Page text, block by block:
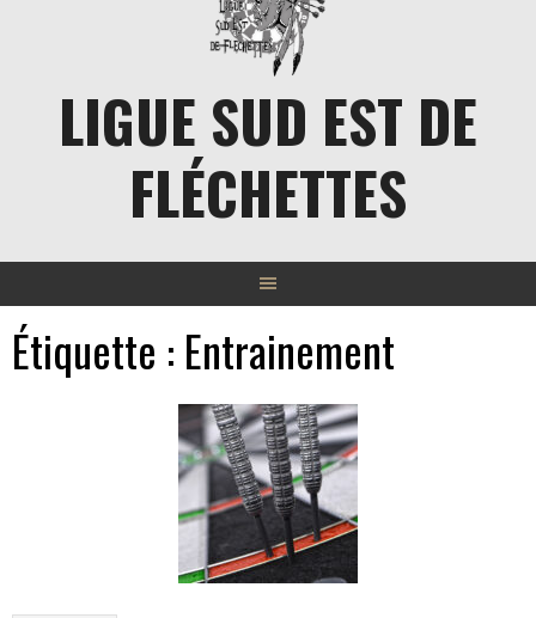
LIGUE SUD EST DE
FLÉCHETTES
Étiquette : Entrainement